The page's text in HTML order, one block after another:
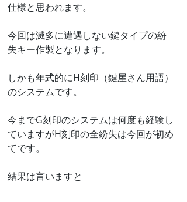
仕様と思われます。
今回は滅多に遭遇しない鍵タイプの紛
失キー作製となります。
しかも年式的にH刻印（鍵屋さん用語）
のシステムです。
今までG刻印のシステムは何度も経験し
ていますがH刻印の全紛失は今回が初め
てです。
結果は言いますと